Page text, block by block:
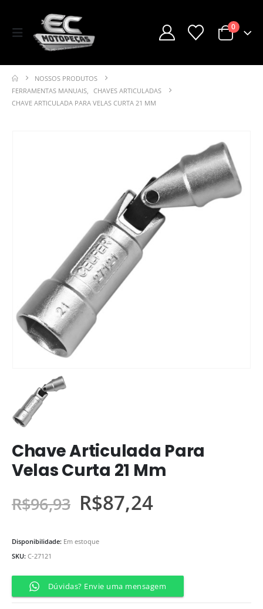
0
NOSSOS PRODUTOS
FERRAMENTAS MANUAIS, CHAVES ARTICULADAS
CHAVE ARTICULADA PARA VELAS CURTA 21 MM
Chave Articulada Para
Velas Curta 21 Mm
R$96,93 R$87,24
Disponibilidade: Em estoque
SKU: C-27121
Dúvidas? Envie uma mensagem